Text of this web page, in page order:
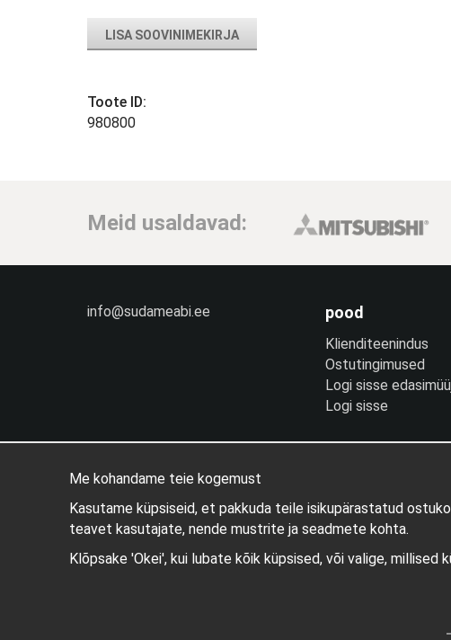
LISA SOOVINIMEKIRJA
Toote ID:
980800
Meid usaldavad:
info@sudameabi.ee pood
Klienditeenindus
Ostutingimused
Logi sisse
Logi sisse
Me kohandame teie kogemust
Kasutame küpsiseid, et pakkuda teile isikupärastatud
teavet kasutajate, nende mustrite ja seadmete kohta.
Klõpsake 'Okei', kui lubate kõik küpsised, või valige,